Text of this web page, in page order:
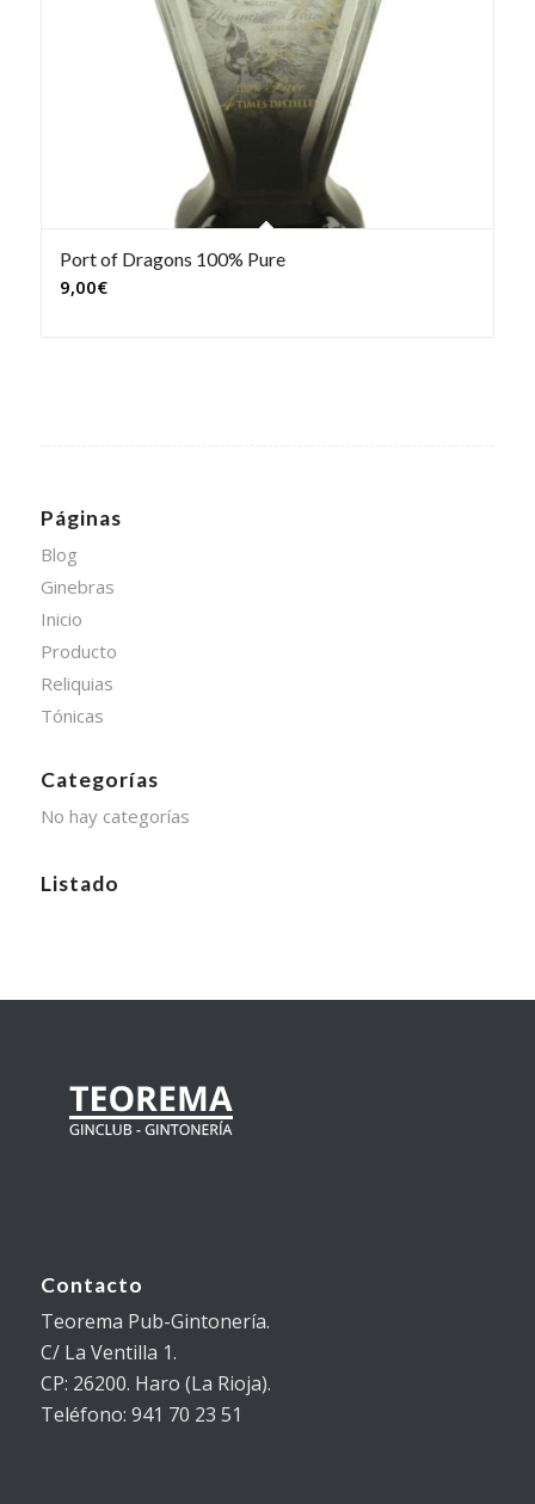
Port of Dragons 100% Pure
9,00€
Páginas
Blog
Ginebras
Inicio
Producto
Reliquias
Tónicas
Categorías
No hay categorías
Listado
Contacto
Teorema Pub-Gintonería.
C/ La Ventilla 1.
CP: 26200. Haro (La Rioja).
Teléfono: 941 70 23 51